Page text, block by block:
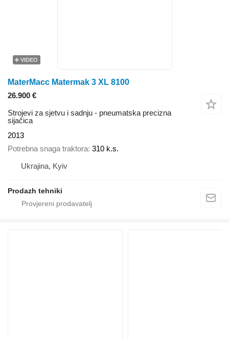
VIDEO
MaterMacc Matermak 3 XL 8100
26.900 €
Strojevi za sjetvu i sadnju - pneumatska precizna
sijačica
2013
Potrebna snaga traktora 310 k.s.
Ukrajina, Kyiv
Prodazh tehniki